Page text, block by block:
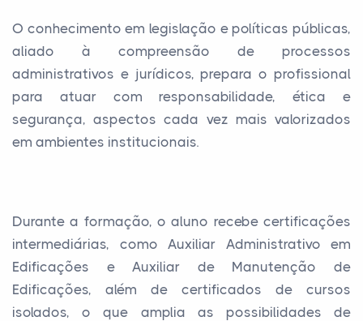
O conhecimento em legislação e políticas públicas,
aliado à compreensão de processos
administrativos e jurídicos, prepara o profissional
para atuar com responsabilidade, ética e
segurança, aspectos cada vez mais valorizados
em ambientes institucionais.
Durante a formação, o aluno recebe certificações
intermediárias, como Auxiliar Administrativo em
Edificações e Auxiliar de Manutenção de
Edificações, além de certificados de cursos
isolados, o que amplia as possibilidades de